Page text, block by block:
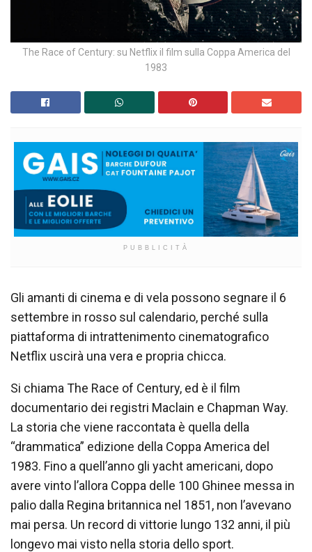
The Race of Century: su Netflix il film sulla Coppa America del
1983
PUBBLICITÀ
Gli amanti di cinema e di vela possono segnare il 6
settembre in rosso sul calendario, perché sulla
piattaforma di intrattenimento cinematografico
Netflix uscirà una vera e propria chicca.
Si chiama The Race of Century, ed è il film
documentario dei registri Maclain e Chapman Way.
La storia che viene raccontata è quella della
“drammatica” edizione della Coppa America del
1983. Fino a quell’anno gli yacht americani, dopo
avere vinto l’allora Coppa delle 100 Ghinee messa in
palio dalla Regina britannica nel 1851, non l’avevano
mai persa. Un record di vittorie lungo 132 anni, il più
longevo mai visto nella storia dello sport.